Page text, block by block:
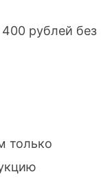
рублей без
только